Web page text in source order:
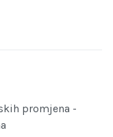
promjena -